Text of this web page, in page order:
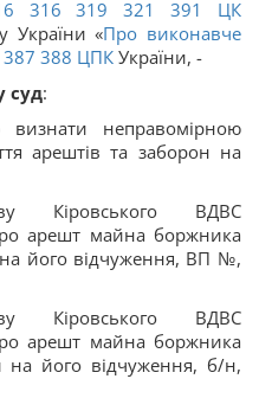
316 319 321 391 ЦК
України «Про виконавче
387 388 ЦПК України, -
суд:
неправомірною
арештів та заборон на
Кіровського ВДВС
арешт майна боржника
його відчуження, ВП №,
Кіровського ВДВС
арешт майна боржника
на його відчуження, б/н,